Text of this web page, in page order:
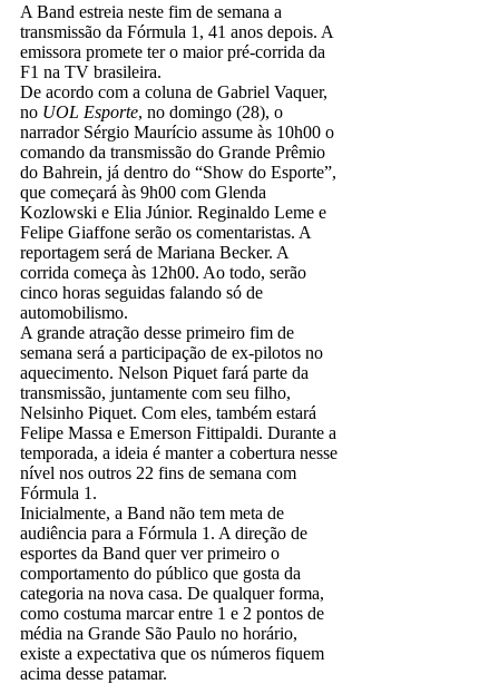
A Band estreia neste fim de semana a
transmissão da Fórmula 1, 41 anos depois. A
emissora promete ter o maior pré-corrida da
F1 na TV brasileira.
De acordo com a coluna de Gabriel Vaquer,
no UOL Esporte, no domingo (28), o
narrador Sérgio Maurício assume às 10h00 o
comando da transmissão do Grande Prêmio
do Bahrein, já dentro do “Show do Esporte”,
que começará às 9h00 com Glenda
Kozlowski e Elia Júnior. Reginaldo Leme e
Felipe Giaffone serão os comentaristas. A
reportagem será de Mariana Becker. A
corrida começa às 12h00. Ao todo, serão
cinco horas seguidas falando só de
automobilismo.
A grande atração desse primeiro fim de
semana será a participação de ex-pilotos no
aquecimento. Nelson Piquet fará parte da
transmissão, juntamente com seu filho,
Nelsinho Piquet. Com eles, também estará
Felipe Massa e Emerson Fittipaldi. Durante a
temporada, a ideia é manter a cobertura nesse
nível nos outros 22 fins de semana com
Fórmula 1.
Inicialmente, a Band não tem meta de
audiência para a Fórmula 1. A direção de
esportes da Band quer ver primeiro o
comportamento do público que gosta da
categoria na nova casa. De qualquer forma,
como costuma marcar entre 1 e 2 pontos de
média na Grande São Paulo no horário,
existe a expectativa que os números fiquem
acima desse patamar.